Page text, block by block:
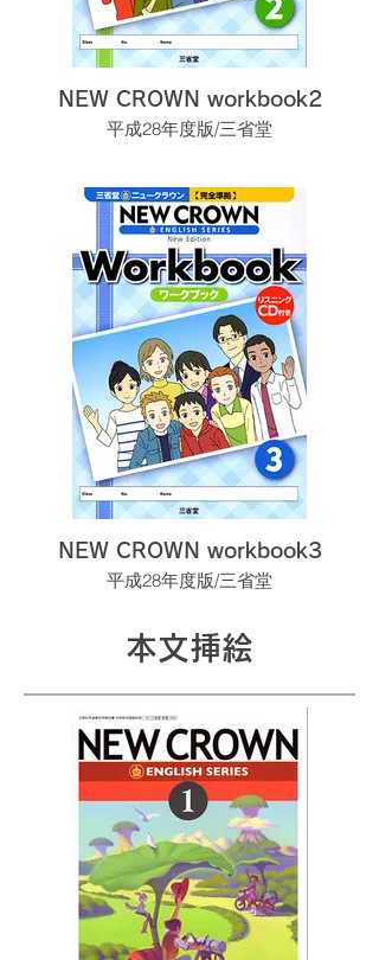
NEW CROWN workbook2
平成28年度版/三省堂
NEW CROWN workbook3
平成28年度版/三省堂
本文挿絵